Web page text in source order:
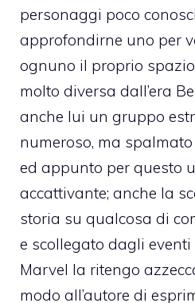
personaggi poco
approfondirne uno per
ognuno il proprio
molto diversa dall’era
anche lui un gruppo
numeroso, ma
ed appunto per questo
accattivante; anche la
storia su qualcosa di
e scollegato dagli
Marvel la ritengo
modo all’autore di